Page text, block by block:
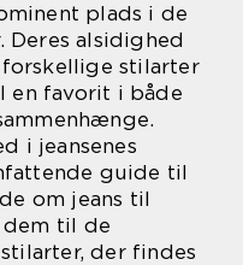
plads i de
alsidighed
stilarter
en favorit i både
i jeansenes
guide til
om jeans til
til de
der findes